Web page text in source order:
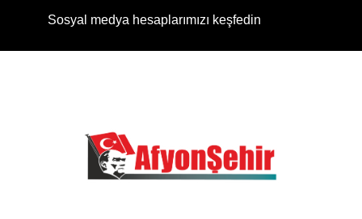
Sosyal medya hesaplarımızı keşfedin